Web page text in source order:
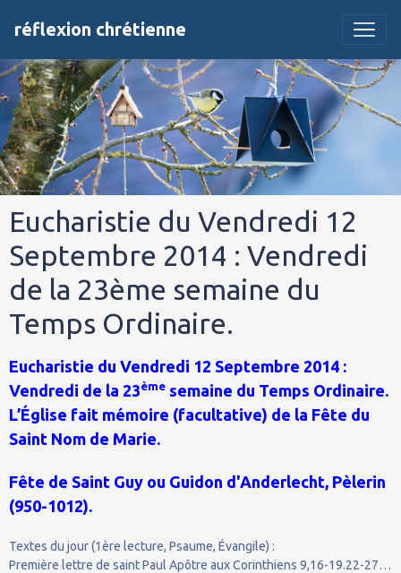
réflexion chrétienne
Eucharistie du Vendredi 12
Septembre 2014 : Vendredi
de la 23ème semaine du
Temps Ordinaire.
Eucharistie du Vendredi 12 Septembre 2014 :
Vendredi de la 23ème semaine du Temps Ordinaire.
L’Église fait mémoire (facultative) de la Fête du
Saint Nom de Marie.
Fête de Saint Guy ou Guidon d'Anderlecht, Pèlerin
(950-1012).
Textes du jour (1ère lecture, Psaume, Évangile) :
Première lettre de saint Paul Apôtre aux Corinthiens 9,16-19.22-27…